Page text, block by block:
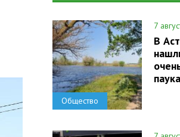
Общество
7
В